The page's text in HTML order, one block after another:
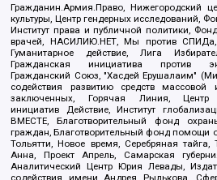
Гражданин.Армия.Право, Нижегородский
культуры, Центр гендерных исследований,
Институт права и публичной политики,
врачей, НАСИЛИЮ.НЕТ, Мы против СПИДа,
Гуманитарное действие, Лига
Гражданская инициатива против
Гражданский Союз, "Хасдей Ерушалаим"
содействия развитию средств
заключенных, Горячая Линия, Центр
инициатив Действие, Институт
ВМЕСТЕ, Благотворительный фонд
граждан, Благотворительный фонд помощи
Тольятти, Новое время, Серебряная тайга,
Анна, Проект Апрель, Самарская
Аналитический Центр Юрия Левады,
содействия имени Андрея Рылькова,